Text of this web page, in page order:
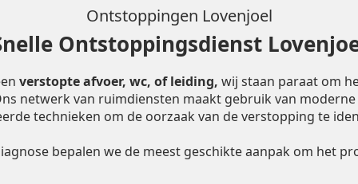
Ontstoppingen Lovenjoel
Ontstoppingsdienst
verstopte afvoer, wc, of leiding, wij staan paraat om
netwerk van ruimdiensten maakt gebruik van
technieken om de oorzaak van de verstopping te
bepalen we de meest geschikte aanpak om het